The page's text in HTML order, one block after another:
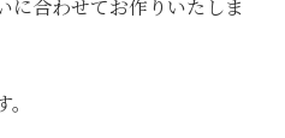
に合わせてお作りいたしま